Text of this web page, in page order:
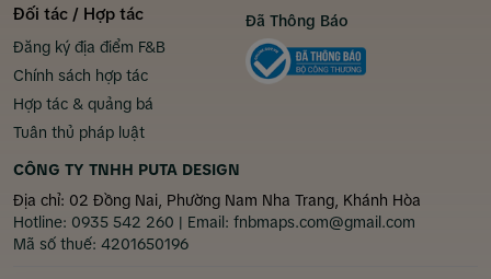
Đối tác / Hợp tác
Đăng ký địa điểm F&B
Chính sách hợp tác
Hợp tác & quảng bá
Tuân thủ pháp luật
CÔNG TY TNHH PUTA DESIGN
Địa chỉ: 02 Đồng Nai, Phường Nam Nha Trang, Khánh Hòa
Hotline: 0935 542 260 | Email: fnbmaps.com@gmail.com
Mã số thuế: 4201650196
Đã Thông Báo